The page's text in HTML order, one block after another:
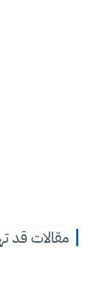
مقالات قد